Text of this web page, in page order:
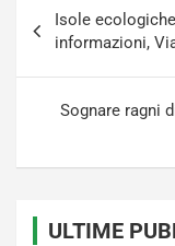
articoli
Isole
informazioni,
Sognare ragni
ULTIME